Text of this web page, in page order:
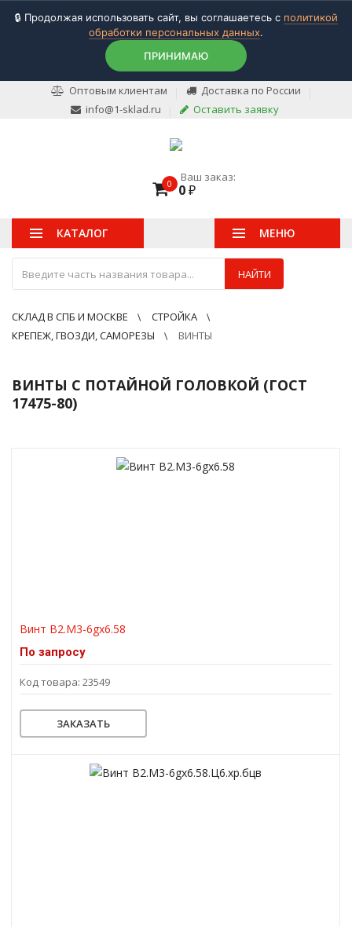
🔒 Продолжая использовать сайт, вы соглашаетесь с политикой
обработки персональных данных.
ПРИНИМАЮ
Оптовым клиентам
Доставка по России
info@1-sklad.ru
Оставить заявку
0 Ваш заказ:
0₽
КАТАЛОГ
НАЙТИ
МЕНЮ
СКЛАД В СПБ И МОСКВЕ
СТРОЙКА
КРЕПЕЖ, ГВОЗДИ, САМОРЕЗЫ
ВИНТЫ
ВИНТЫ С ПОТАЙНОЙ ГОЛОВКОЙ (ГОСТ
17475-80)
Винт В2.М3-6gх6.58
По запросу
Код товара: 23549
ЗАКАЗАТЬ